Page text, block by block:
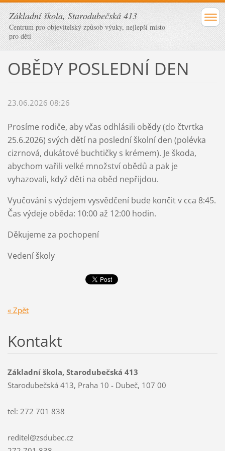
Základní škola, Starodubečská 413
Centrum pro objevitelský způsob výuky, nejlepší místo
pro děti
OBĚDY POSLEDNÍ DEN
23.06.2026 08:26
Prosíme rodiče, aby včas odhlásili obědy (do čtvrtka
25.6.2026) svých dětí na poslední školní den (polévka
cizrnová, dukátové buchtičky s krémem). Je škoda,
abychom vařili velké množství obědů a pak je
vyhazovali, když děti na oběd nepřijdou.
Vyučování s výdejem vysvědčení bude končit v cca 8:45.
Čas výdeje oběda: 10:00 až 12:00 hodin.
Děkujeme za pochopení
Vedení školy
« Zpět
Kontakt
Základní škola, Starodubečská 413
Starodubečská 413, Praha 10 - Dubeč, 107 00
tel: 272 701 838
reditel@zsdubec.cz